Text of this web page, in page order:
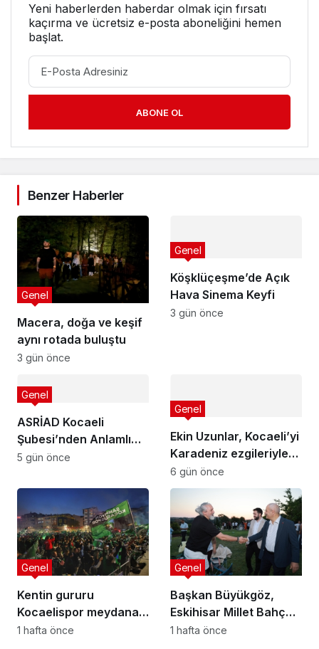
Yeni haberlerden haberdar olmak için fırsatı
kaçırma ve ücretsiz e-posta aboneliğini hemen
başlat.
ABONE OL
Benzer Haberler
Macera, doğa ve keşif
aynı rotada buluştu
Genel
3 gün önce
Köşklüçeşme’de Açık
Hava Sinema Keyfi
Genel
3 gün önce
ASRİAD Kocaeli
Şubesi’nden Anlamlı
Sosyal Sorumluluk
Genel
5 gün önce
Ekin Uzunlar, Kocaeli’yi
Karadeniz ezgileriyle
coşturdu
Genel
6 gün önce
Kentin gururu
Kocaelispor meydana
iniyor
Genel
1 hafta önce
Başkan Büyükgöz,
Eskihisar Millet Bahçesi
ve Botanik Parkı’nda
Genel
1 hafta önce